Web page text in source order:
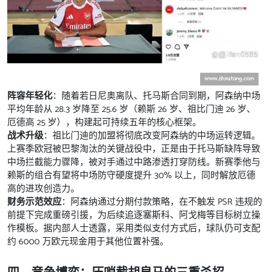
阵容年轻化：随着若日尼奥离队、托马斯合同到期，阿森纳中场
平均年龄从 28.3 岁降至 25.6 岁（赖斯 26 岁、祖比门迪 26 岁、
厄德高 25 岁），构建起可持续五年的核心框架。
战术升级：祖比门迪的加盟将彻底改变阿森纳的中场运转逻辑。
上赛季欧冠被巴黎淘汰的关键战役中，正是由于托马斯缺阵导致
中场拦截能力骤降，被对手通过中路渗透打穿防线。新赛季他与
赖斯的组合有望将中场防守硬度提升 30% 以上，同时解放厄德
高的进攻创造力。
财务示范效应：阿森纳通过分期付款策略，在不触发 PSR 违规的
前提下完成重磅引援，为后续追逐塞斯科、阿戈梅等目标树立操
作模板。据内部人士透露，采用类似支付方式后，球队仍可支配
约 6000 万欧元现金用于其他位置补强。